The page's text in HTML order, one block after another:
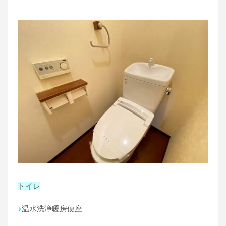
トイレ
♪温水洗浄暖房便座